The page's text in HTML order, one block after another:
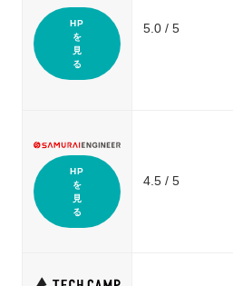
HP
を
見
る
5.0 / 5
HP
を
見
る
4.5 / 5